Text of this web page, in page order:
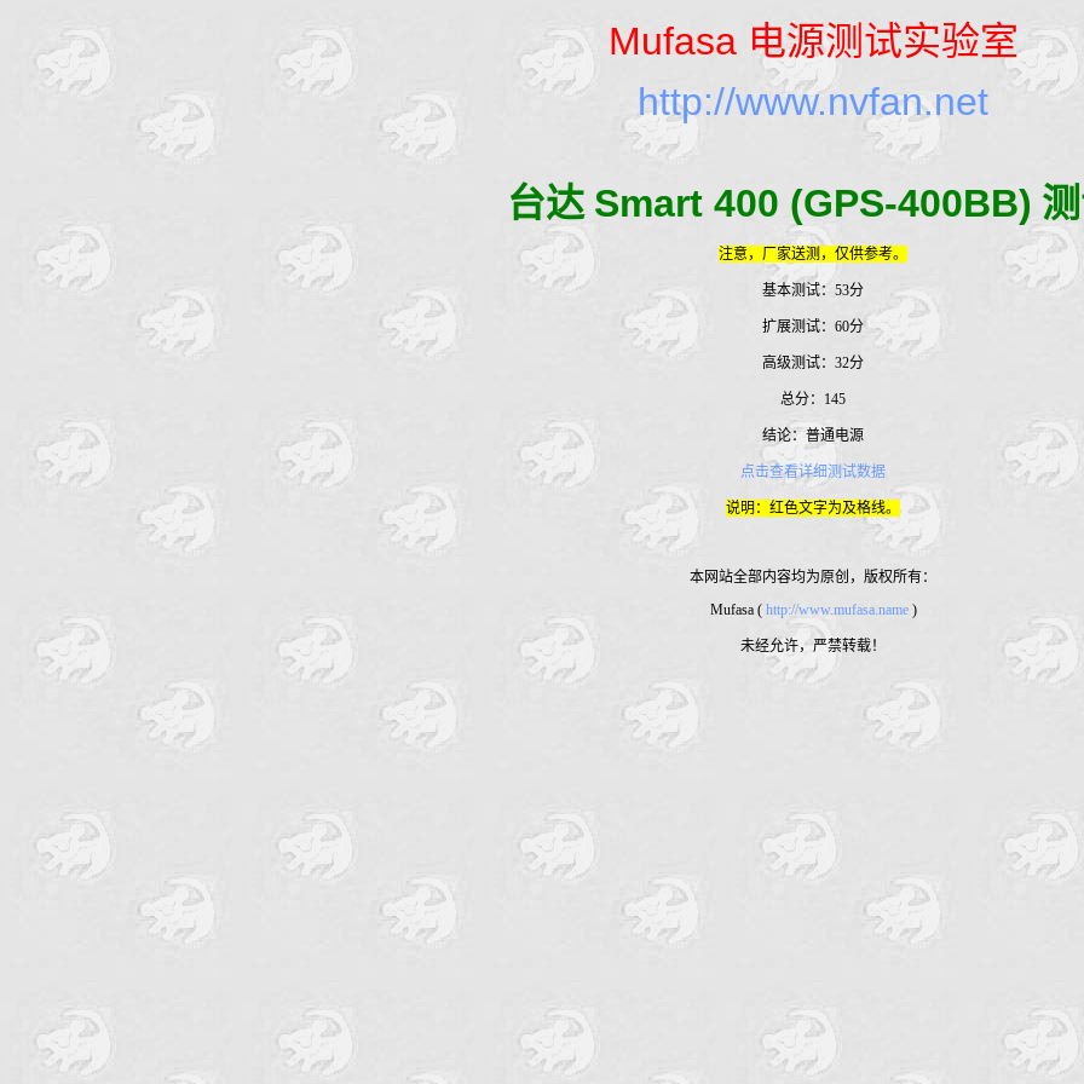
Mufasa 电源测试实验室
http://www.nvfan.net
台达 Smart 400 (GPS-400BB)
注意，厂家送测，仅供参考。
基本测试：53分
扩展测试：60分
高级测试：32分
总分：145
结论：普通电源
点击查看详细测试数据
说明：红色文字为及格线。
本网站全部内容均为原创，版权所有：
Mufasa ( http://www.mufasa.name)
未经允许，严禁转载！